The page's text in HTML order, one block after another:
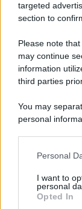
targeted
section to
Please note
may continue
information
third parties
You may
personal
This
disclose it to
Personal
I want to
personal
Opted In
© 2026 -
Registrata Al
ISCRIZIONE